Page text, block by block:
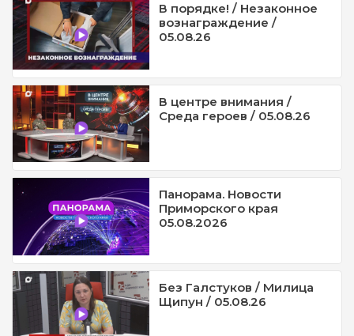
В порядке! / Незаконное
вознаграждение /
05.08.26
В центре внимания /
Среда героев / 05.08.26
Панорама. Новости
Приморского края
05.08.2026
Без Галстуков / Милица
Щипун / 05.08.26